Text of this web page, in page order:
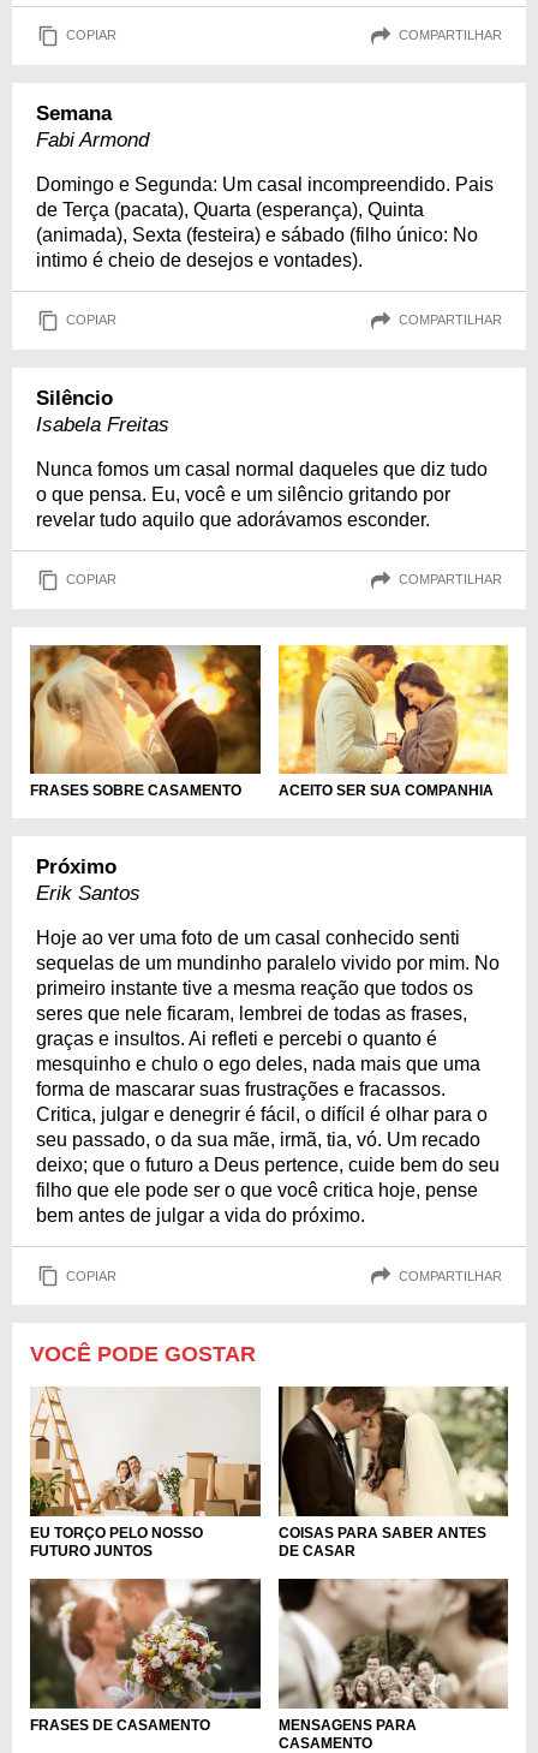
COPIAR COMPARTILHAR
Semana
Fabi Armond
Domingo e Segunda: Um casal incompreendido. Pais
de Terça (pacata), Quarta (esperança), Quinta
(animada), Sexta (festeira) e sábado (filho único: No
intimo é cheio de desejos e vontades).
COPIAR COMPARTILHAR
Silêncio
Isabela Freitas
Nunca fomos um casal normal daqueles que diz tudo
o que pensa. Eu, você e um silêncio gritando por
revelar tudo aquilo que adorávamos esconder.
COPIAR COMPARTILHAR
FRASES SOBRE CASAMENTO ACEITO SER SUA COMPANHIA
Próximo
Erik Santos
Hoje ao ver uma foto de um casal conhecido senti
sequelas de um mundinho paralelo vivido por mim. No
primeiro instante tive a mesma reação que todos os
seres que nele ficaram, lembrei de todas as frases,
graças e insultos. Ai refleti e percebi o quanto é
mesquinho e chulo o ego deles, nada mais que uma
forma de mascarar suas frustrações e fracassos.
Critica, julgar e denegrir é fácil, o difícil é olhar para o
seu passado, o da sua mãe, irmã, tia, vó. Um recado
deixo; que o futuro a Deus pertence, cuide bem do seu
filho que ele pode ser o que você critica hoje, pense
bem antes de julgar a vida do próximo.
COPIAR COMPARTILHAR
VOCÊ PODE GOSTAR
EU TORÇO PELO NOSSO
FUTURO JUNTOS
COISAS PARA SABER ANTES
DE CASAR
FRASES DE CASAMENTO
MENSAGENS PARA
CASAMENTO